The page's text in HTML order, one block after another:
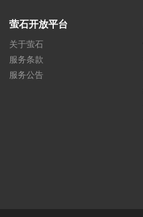
萤石开放平台
关于萤石
服务条款
服务公告